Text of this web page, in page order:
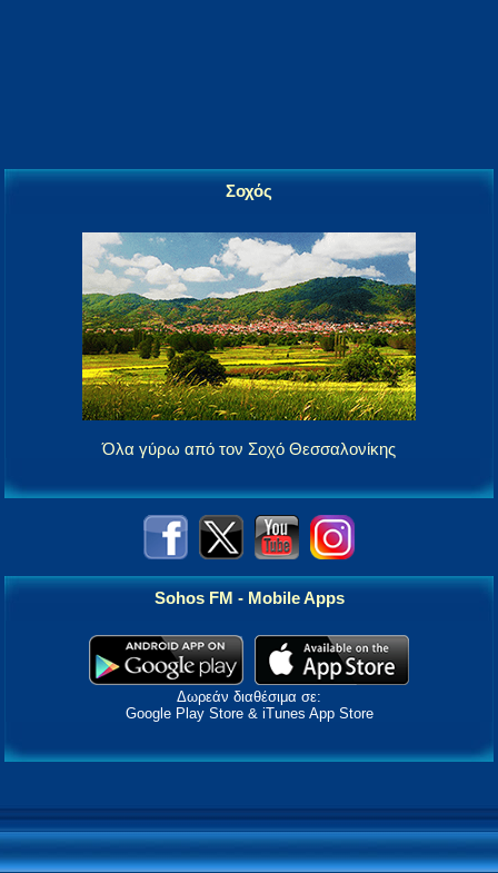
Σοχός
Όλα γύρω από τον Σοχό Θεσσαλονίκης
Sohos FM - Mobile Apps
Δωρεάν διαθέσιμα σε:
Google Play Store & iTunes App Store